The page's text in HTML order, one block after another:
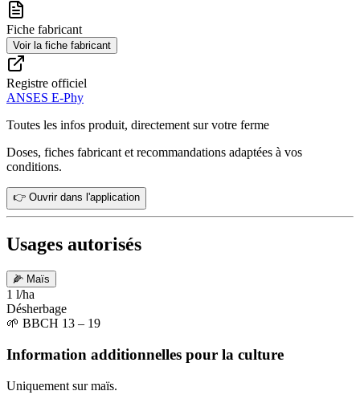
Fiche fabricant
Voir la fiche fabricant
Registre officiel
ANSES E-Phy
Toutes les infos produit, directement sur votre ferme
Doses, fiches fabricant et recommandations adaptées à vos
conditions.
👉 Ouvrir dans l'application
Usages autorisés
🌽 Maïs
1 l/ha
Désherbage
🌱 BBCH 13 – 19
Information additionnelles pour la culture
Uniquement sur maïs.